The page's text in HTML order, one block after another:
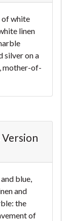
of white
linen
silver on a
mother-of-
Version
blue,
and
the
of